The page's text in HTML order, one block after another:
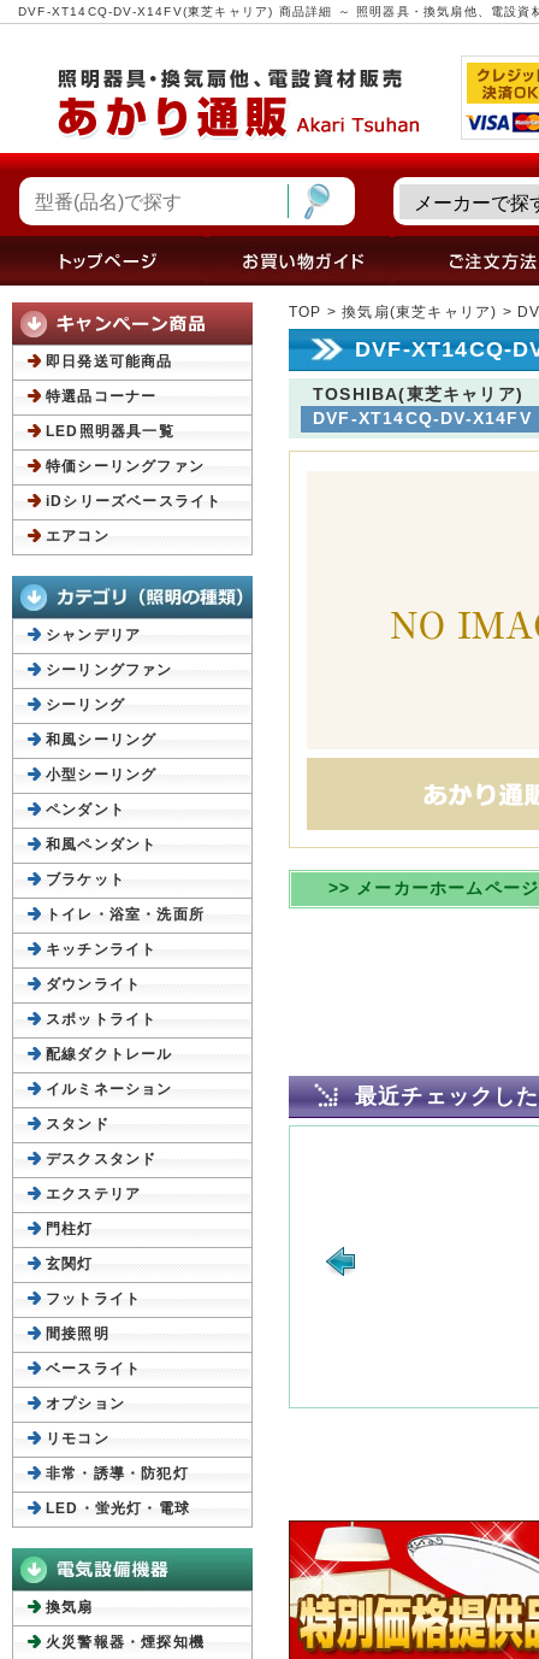
DVF-XT14CQ-DV-X14FV(東芝キャリア) 商品詳細 ～ 照明器具・換気扇他、電設資
TOP >換気扇(東芝キャリア) >
DVF-XT14CQ-
TOSHIBA(東芝キャリア)
DVF-XT14CQ-DV-X14FV
>> メーカーホームペー
最近チェックし
即日発送可能商品
特選品コーナー
LED照明器具一覧
特価シーリングファン
iDシリーズベースライト
エアコン
シャンデリア
シーリングファン
シーリング
和風シーリング
小型シーリング
ペンダント
和風ペンダント
ブラケット
トイレ・浴室・洗面所
キッチンライト
ダウンライト
スポットライト
配線ダクトレール
イルミネーション
スタンド
デスクスタンド
エクステリア
門柱灯
玄関灯
フットライト
間接照明
ベースライト
オプション
リモコン
非常・誘導・防犯灯
LED・蛍光灯・電球
換気扇
火災警報器・煙探知機